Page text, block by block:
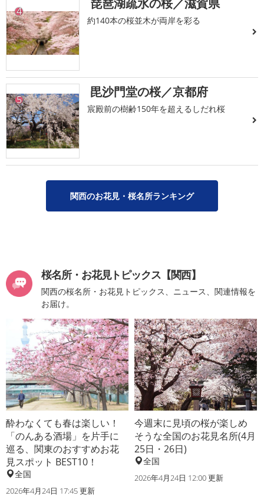
4 琵琶湖疏水の桜／滋賀県
約140本の桜並木が両岸を彩る
5 毘沙門堂の桜／京都府
宸殿前の樹齢150年を超えるしだれ桜
関西のお花見・桜名所ランキング
桜名所・お花見トピックス【関西】
関西の桜名所・お花見トピックス、ニュース、関連情報を
お届け。
酔わなくても春は楽しい！
「のんある酒場」を片手に
巡る、関東のおすすめお花
見スポット BEST10！
全国
2026年4月24日 17:45 更新
今週末に見頃の桜が楽しめ
そうな全国のお花見名所(4月
25日・26日)
全国
2026年4月24日 12:00 更新